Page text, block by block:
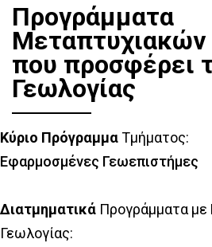
Προγράμματα
που προσφέρει
Γεωλογίας
Κύριο ΠρόγραμμαΤμήματος:
Εφαρμοσμένες Γεωεπιστήμες
Διατμηματικά Προγράμματα με
Γεωλογίας: